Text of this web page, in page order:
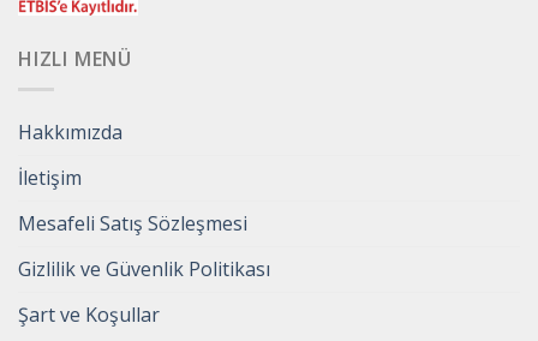
HIZLI MENÜ
Hakkımızda
İletişim
Mesafeli Satış Sözleşmesi
Gizlilik ve Güvenlik Politikası
Şart ve Koşullar